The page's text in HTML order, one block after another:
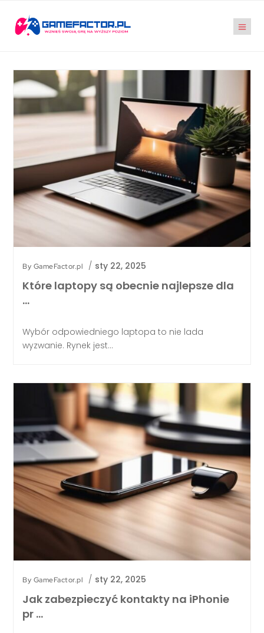
By GameFactor.pl / sty 22, 2025
Które laptopy są obecnie najlepsze dla
…
Wybór odpowiedniego laptopa to nie lada
wyzwanie. Rynek jest...
By GameFactor.pl / sty 22, 2025
Jak zabezpieczyć kontakty na iPhonie
pr …